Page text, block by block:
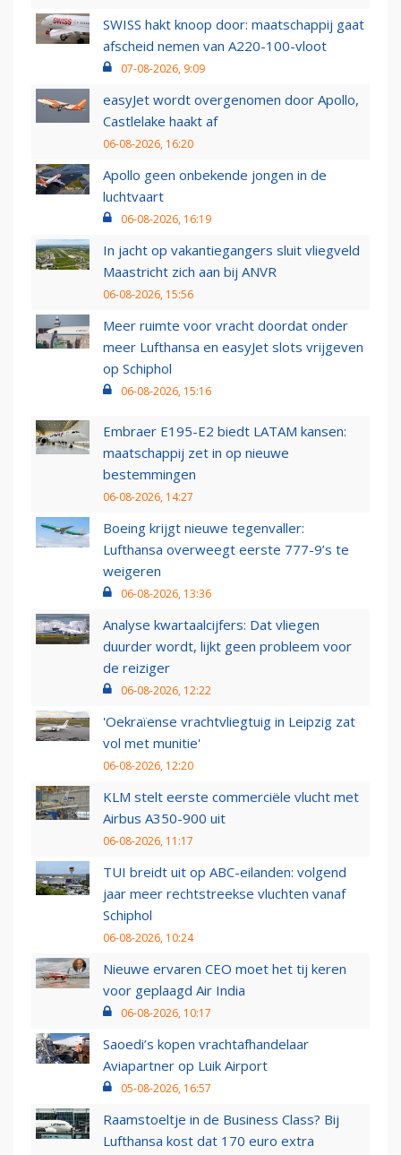
SWISS hakt knoop door: maatschappij gaat
afscheid nemen van A220-100-vloot
07-08-2026, 9:09
easyJet wordt overgenomen door Apollo,
Castlelake haakt af
06-08-2026, 16:20
Apollo geen onbekende jongen in de
luchtvaart
06-08-2026, 16:19
In jacht op vakantiegangers sluit vliegveld
Maastricht zich aan bij ANVR
06-08-2026, 15:56
Meer ruimte voor vracht doordat onder
meer Lufthansa en easyJet slots vrijgeven
op Schiphol
06-08-2026, 15:16
Embraer E195-E2 biedt LATAM kansen:
maatschappij zet in op nieuwe
bestemmingen
06-08-2026, 14:27
Boeing krijgt nieuwe tegenvaller:
Lufthansa overweegt eerste 777-9’s te
weigeren
06-08-2026, 13:36
Analyse kwartaalcijfers: Dat vliegen
duurder wordt, lijkt geen probleem voor
de reiziger
06-08-2026, 12:22
'Oekraïense vrachtvliegtuig in Leipzig zat
vol met munitie'
06-08-2026, 12:20
KLM stelt eerste commerciële vlucht met
Airbus A350-900 uit
06-08-2026, 11:17
TUI breidt uit op ABC-eilanden: volgend
jaar meer rechtstreekse vluchten vanaf
Schiphol
06-08-2026, 10:24
Nieuwe ervaren CEO moet het tij keren
voor geplaagd Air India
06-08-2026, 10:17
Saoedi’s kopen vrachtafhandelaar
Aviapartner op Luik Airport
05-08-2026, 16:57
Raamstoeltje in de Business Class? Bij
Lufthansa kost dat 170 euro extra